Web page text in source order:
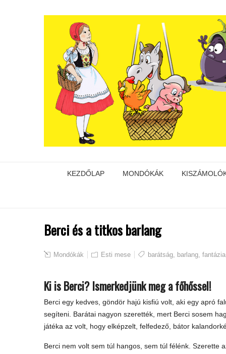
KEZDŐLAP MONDÓKÁK
Berci és a titkos barlang
Mondókák Esti mese barátság, barlang, fantázia
Ki is Berci? Ismerkedjünk meg a főhőssel!
Berci egy kedves, göndör hajú kisfiú volt, aki egy apró
segíteni. Barátai nagyon szerették, mert Berci sosem
játéka az volt, hogy elképzelt, felfedező, bátor
Berci nem volt sem túl hangos, sem túl félénk. Szerette